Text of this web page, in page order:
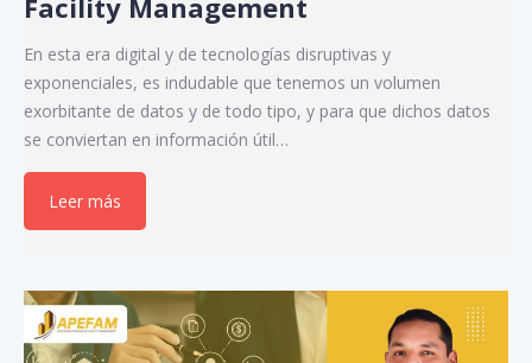
En esta era digital y de tecnologías disruptivas y
exponenciales, es indudable que tenemos un volumen
exorbitante de datos y de todo tipo, y para que dichos datos
se conviertan en información útil…
Leer más